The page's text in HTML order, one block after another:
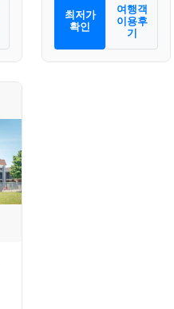
최저가
확인
여행객
이용후
기